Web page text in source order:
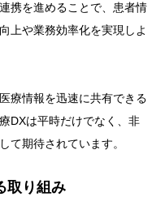
携を進めることで、患者情
上や業務効率化を実現しよ
療情報を迅速に共有できる
DXは平時だけでなく、非
て期待されています。
取り組み